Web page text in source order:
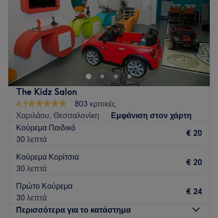
Σάββατο
09:00–16:00
Κυριακή
Κλειστό
Το G&G HAIRSTYLING βρίσκεται στον Εύοσμο στη δυτική
πλευρά της Θεσσαλονίκης και προσφέρει υπηρεσίες υψηλής
ποιότητας.
Go to venue
The Kidz Salon
4,9
803 κριτικές
Χαριλάου, Θεσσαλονίκη
Εμφάνιση στον χάρτη
Κούρεμα Παιδικό
30 λεπτά
€ 20
Κούρεμα Κορίτσια
30 λεπτά
€ 20
Πρώτο Κούρεμα
30 λεπτά
€ 24
Περισσότερα για το κατάστημα